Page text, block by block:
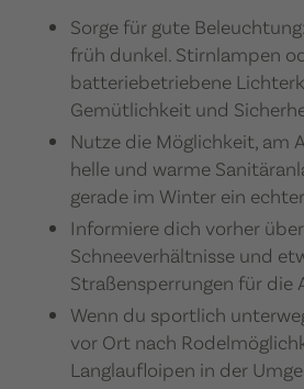
Sorge für gute
früh dunkel. Stirnlampen
batteriebetriebene
Gemütlichkeit und
Nutze die Möglichkeit, am
helle und warme
gerade im Winter ein
Informiere dich vorher
Schneeverhältnisse und
Straßensperrungen für die
Wenn du sportlich
vor Ort nach
Langlaufloipen in der